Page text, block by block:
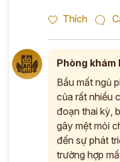
Thích
Phòng
Bầu mất ngủ
của rất nhiều
đoạn thai kỳ,
gây mệt mỏi
đến sự phát
trường hợp